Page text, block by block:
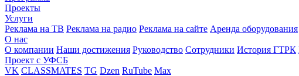
Проекты
Услуги
Реклама на ТВ Реклама на радио Реклама на сайте Аренда оборудования
О нас
О компании Наши достижения Руководство Сотрудники История ГТРК
Проект с УФСБ
VK CLASSMATES TG Dzen RuTube Max